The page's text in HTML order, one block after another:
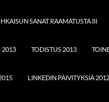
SANAT RAAMATUSTA III
2013 TODISTUS 2013
LINKEDIN PÄIVITYKSIÄ